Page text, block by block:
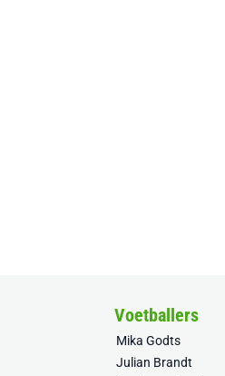
Voetballers
Mika Godts
Julian Brandt